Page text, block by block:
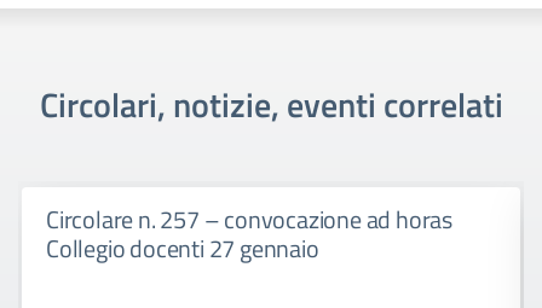
Circolari, notizie, eventi correlati
Circolare n. 257 – convocazione ad horas
Collegio docenti 27 gennaio